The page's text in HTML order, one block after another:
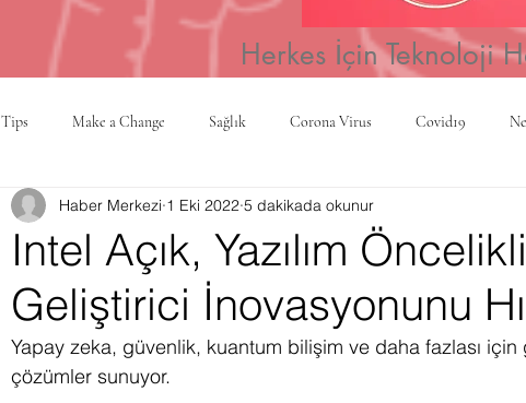
Herkes İçin Teknoloji
Tips Make a Change Sağlık Corona Virus Covid19
VPN şehir planlama Yapay Zeka Kripto Para
Firma Satınalma Hediye Çekilişi Fintech Micro Focus
Avrupa Birliği
Intel Açık, Yazılım
Geliştirici İnovasyonunu
Haber Merkezi 1 Eki 2022 5 dakikada okunur
Yapay zeka, güvenlik, kuantum bilişim ve daha fazlası
çözümler sunuyor.